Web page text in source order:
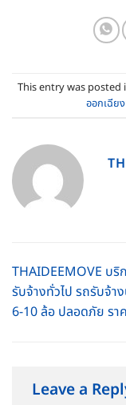
This entry was posted
ออกเฉีย
THAIDEEMOVE บริ
รับจ้างทั่วไป รถรับจ้า
6-10 ล้อ ปลอดภัย รา
Leave a